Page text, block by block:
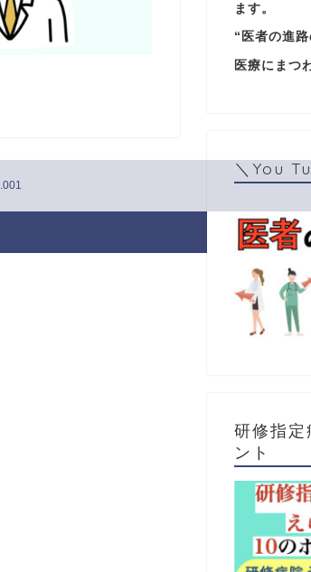
ます。
“医者の進路
医療にまつ
＼You
研修指
ント